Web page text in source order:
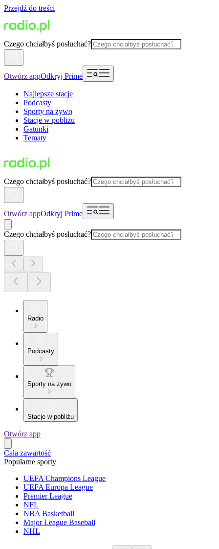
Przejdź do treści
Czego chciałbyś posłuchać?
Otwórz appOdkryj Prime
Najlepsze stacje
Podcasty
Sporty na żywo
Stacje w pobliżu
Gatunki
Tematy
Czego chciałbyś posłuchać?
Otwórz appOdkryj Prime
Czego chciałbyś posłuchać?
Radio
Podcasty
Sporty na żywo
Stacje w pobliżu
Otwórz app
Cała zawartość
Popularne sporty
UEFA Champions League
UEFA Europa League
Premier League
NFL
NBA Basketball
Major League Baseball
NHL